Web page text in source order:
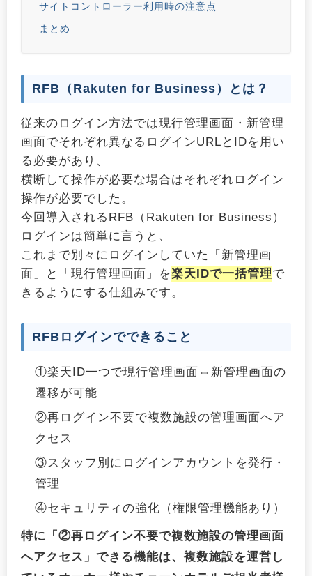
サイトコントローラー利用時の注意点
まとめ
RFB（Rakuten for Business）とは？
従来のログイン方法では現行管理画面・新管理
画面でそれぞれ異なるログインURLとIDを用い
る必要があり、
横断して操作が必要な場合はそれぞれログイン
操作が必要でした。
今回導入されるRFB（Rakuten for Business）
ログインは簡単に言うと、
これまで別々にログインしていた「新管理画
面」と「現行管理画面」を楽天IDで一括管理で
きるようにする仕組みです。
RFBログインでできること
①楽天ID一つで現行管理画面⇔新管理画面の
遷移が可能
②再ログイン不要で複数施設の管理画面へア
クセス
③スタッフ別にログインアカウントを発行・
管理
④セキュリティの強化（権限管理機能あり）
特に「②再ログイン不要で複数施設の管理画面
へアクセス」できる機能は、複数施設を運営し